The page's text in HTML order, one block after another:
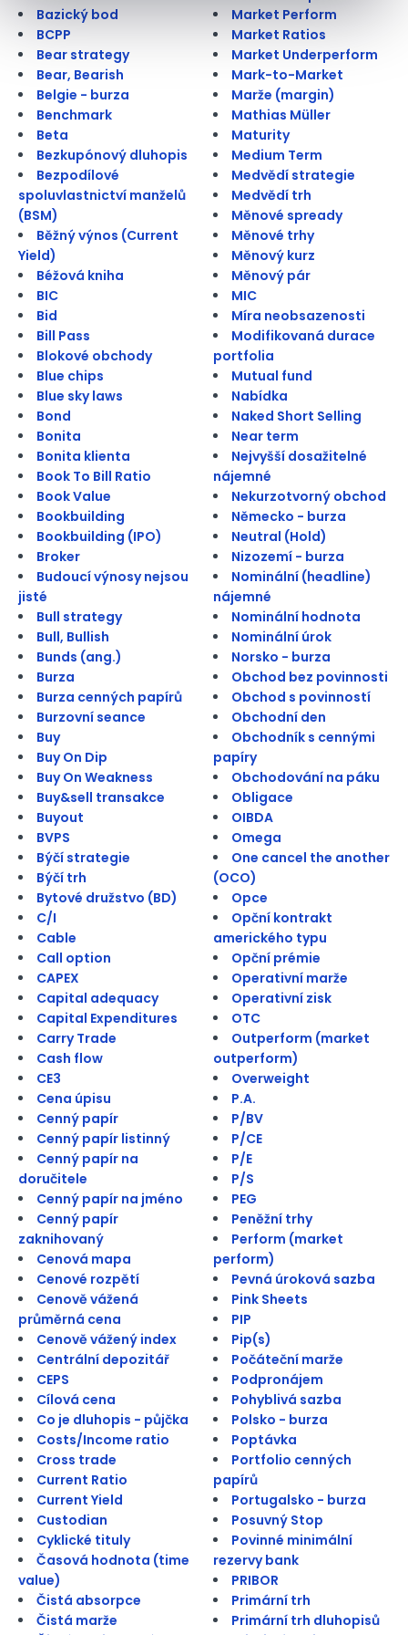
Bazický bod
BCPP
Bear strategy
Bear, Bearish
Belgie - burza
Benchmark
Beta
Bezkupónový dluhopis
Bezpodílové
spoluvlastnictví manželů
(BSM)
Běžný výnos (Current
Yield)
Béžová kniha
BIC
Bid
Bill Pass
Blokové obchody
Blue chips
Blue sky laws
Bond
Bonita
Bonita klienta
Book To Bill Ratio
Book Value
Bookbuilding
Bookbuilding (IPO)
Broker
Budoucí výnosy nejsou
jisté
Bull strategy
Bull, Bullish
Bunds (ang.)
Burza
Burza cenných papírů
Burzovní seance
Buy
Buy On Dip
Buy On Weakness
Buy&sell transakce
Buyout
BVPS
Býčí strategie
Býčí trh
Bytové družstvo (BD)
C/I
Cable
Call option
CAPEX
Capital adequacy
Capital Expenditures
Carry Trade
Cash flow
CE3
Cena úpisu
Cenný papír
Cenný papír listinný
Cenný papír na
doručitele
Cenný papír na jméno
Cenný papír
zaknihovaný
Cenová mapa
Cenové rozpětí
Cenově vážená
průměrná cena
Cenově vážený index
Centrální depozitář
CEPS
Cílová cena
Co je dluhopis - půjčka
Costs/Income ratio
Cross trade
Current Ratio
Current Yield
Custodian
Cyklické tituly
Časová hodnota (time
value)
Čistá absorpce
Čistá marže
Market Perform
Market Ratios
Market Underperform
Mark-to-Market
Marže (margin)
Mathias Müller
Maturity
Medium Term
Medvědí strategie
Medvědí trh
Měnové spready
Měnové trhy
Měnový kurz
Měnový pár
MIC
Míra neobsazenosti
Modifikovaná durace
portfolia
Mutual fund
Nabídka
Naked Short Selling
Near term
Nejvyšší dosažitelné
nájemné
Nekurzotvorný obchod
Německo - burza
Neutral (Hold)
Nizozemí - burza
Nominální (headline)
nájemné
Nominální hodnota
Nominální úrok
Norsko - burza
Obchod bez povinnosti
Obchod s povinností
Obchodní den
Obchodník s cennými
papíry
Obchodování na páku
Obligace
OIBDA
Omega
One cancel the another
(OCO)
Opce
Opční kontrakt
amerického typu
Opční prémie
Operativní marže
Operativní zisk
OTC
Outperform (market
outperform)
Overweight
P.A.
P/BV
P/CE
P/E
P/S
PEG
Peněžní trhy
Perform (market
perform)
Pevná úroková sazba
Pink Sheets
PIP
Pip(s)
Počáteční marže
Podpronájem
Pohyblivá sazba
Polsko - burza
Poptávka
Portfolio cenných
papírů
Portugalsko - burza
Posuvný Stop
Povinné minimální
rezervy bank
PRIBOR
Primární trh
Primární trh dluhopisů